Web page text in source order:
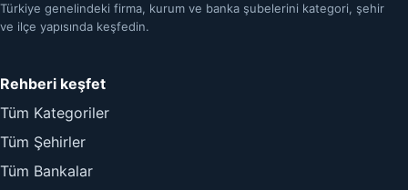
Türkiye genelindeki firma, kurum ve banka şubelerini kategori, şehir
ve ilçe yapısında keşfedin.
Rehberi keşfet
Tüm Kategoriler
Tüm Şehirler
Tüm Bankalar